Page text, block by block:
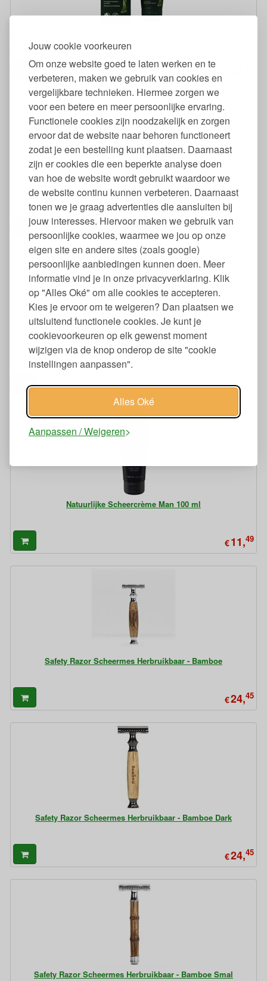
Jouw cookie voorkeuren
Om onze website goed te laten werken en te
verbeteren, maken we gebruik van cookies en
vergelijkbare technieken. Hiermee zorgen we
voor een betere en meer persoonlijke ervaring.
Functionele cookies zijn noodzakelijk en zorgen
ervoor dat de website naar behoren functioneert
zodat je een bestelling kunt plaatsen. Daarnaast
zijn er cookies die een beperkte analyse doen
van hoe de website wordt gebruikt waardoor we
de website continu kunnen verbeteren. Daarnaast
tonen we je graag advertenties die aansluiten bij
jouw interesses. Hiervoor maken we gebruik van
persoonlijke cookies, waarmee we jou op onze
eigen site en andere sites (zoals google)
persoonlijke aanbiedingen kunnen doen. Meer
informatie vind je in onze privacyverklaring. Klik
op "Alles Oké" om alle cookies te accepteren.
Kies je ervoor om te weigeren? Dan plaatsen we
uitsluitend functionele cookies. Je kunt je
cookievoorkeuren op elk gewenst moment
wijzigen via de knop onderop de site "cookie
instellingen aanpassen".
Alles Oké
Aanpassen / Weigeren
Men Sensitiv Scheerschuim Foam 150 ml
Mesjes voor Safety Razor Scheermes 5 Stuks
€0,
Natuurlijke Scheercrème Man 100 ml
€11,49
Safety Razor Scheermes Herbruikbaar - Bamboe
€24,45
Safety Razor Scheermes Herbruikbaar - Bamboe Dark
€24,45
Safety Razor Scheermes Herbruikbaar - Bamboe Smal